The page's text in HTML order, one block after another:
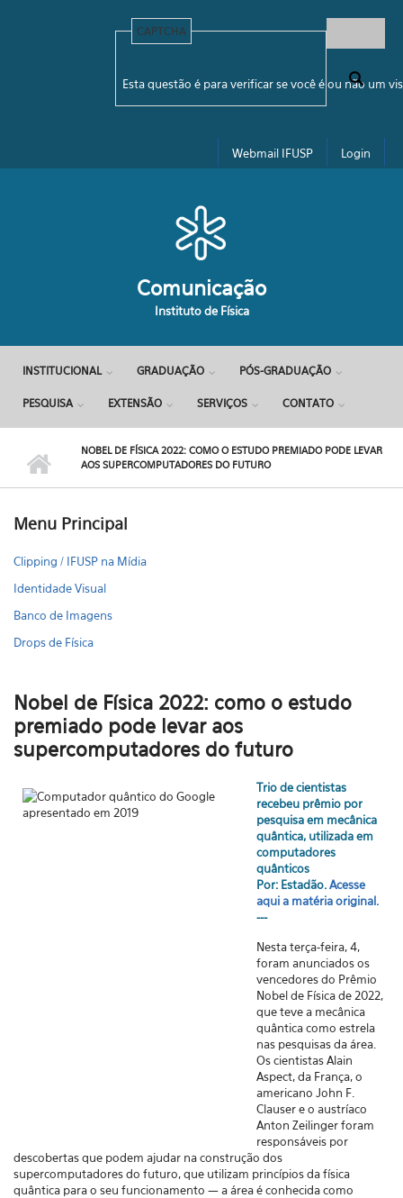
Formulário de busca
CAPTCHA
Esta questão é para verificar se você é ou não um
Webmail IFUSP Login
Comunicação
Instituto de Física
INSTITUCIONAL GRADUAÇÃO PÓS-GRADUAÇÃO
PESQUISA EXTENSÃO SERVIÇOS CONTATO
NOBEL DE FÍSICA 2022: COMO O ESTUDO PREMIADO PODE LEVAR
AOS SUPERCOMPUTADORES DO FUTURO
Menu Principal
Clipping / IFUSP na Mídia
Identidade Visual
Banco de Imagens
Drops de Física
Nobel de Física 2022: como o estudo
premiado pode levar aos
supercomputadores do futuro
Trio de cientistas
recebeu prêmio por
pesquisa em mecânica
quântica, utilizada em
computadores
quânticos
Por: Estadão.Acesse
aqui a matéria original.
---
Nesta terça-feira, 4,
foram anunciados os
vencedores do Prêmio
Nobel de Física de 2022,
que teve a mecânica
quântica como estrela
nas pesquisas da área.
Os cientistas Alain
Aspect, da França, o
americano John F.
Clauser e o austríaco
Anton Zeilinger foram
responsáveis por
descobertas que podem ajudar na construção dos
supercomputadores do futuro, que utilizam princípios da física
quântica para o seu funcionamento — a área é conhecida como